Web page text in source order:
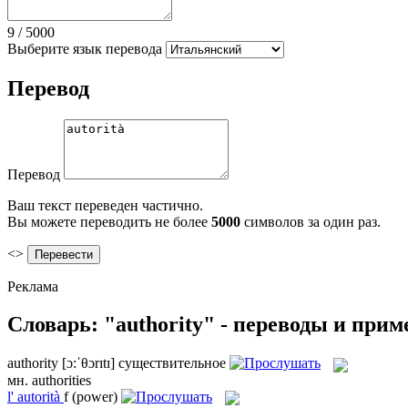
9 / 5000
Выберите язык перевода
Перевод
Перевод
Ваш текст переведен частично.
Вы можете переводить не более 5000 символов за один раз.
<>
Реклама
Словарь: "authority" - переводы и
authority [ɔ:ˈθɔrɪtɪ] существительное
мн. authorities
l' autorità f (power)